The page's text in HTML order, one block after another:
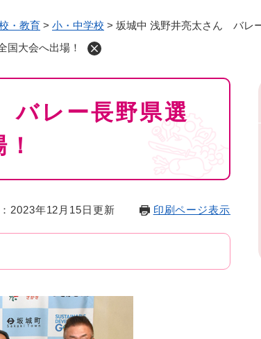
・教育 > 小・中学校 > 坂城中 浅野井亮太さん バレ
大会へ出場！
レー長野県選
2023年12月15日更新 印刷ページ表示